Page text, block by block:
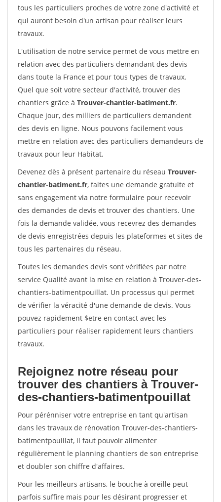
tous les particuliers proches de votre zone d'activité et
qui auront besoin d'un artisan pour réaliser leurs
travaux.
L'utilisation de notre service permet de vous mettre en
relation avec des particuliers demandant des devis
dans toute la France et pour tous types de travaux.
Quel que soit votre secteur d'activité, trouver des
chantiers grâce à Trouver-chantier-batiment.fr.
Chaque jour, des milliers de particuliers demandent
des devis en ligne. Nous pouvons facilement vous
mettre en relation avec des particuliers demandeurs de
travaux pour leur Habitat.
Devenez dès à présent partenaire du réseau Trouver-
chantier-batiment.fr, faites une demande gratuite et
sans engagement via notre formulaire pour recevoir
des demandes de devis et trouver des chantiers. Une
fois la demande validée, vous recevrez des demandes
de devis enregistrées depuis les plateformes et sites de
tous les partenaires du réseau.
Toutes les demandes devis sont vérifiées par notre
service Qualité avant la mise en relation à Trouver-des-
chantiers-batimentpouillat. Un processus qui permet
de vérifier la véracité d'une demande de devis. Vous
pouvez rapidement $etre en contact avec les
particuliers pour réaliser rapidement leurs chantiers
travaux.
Rejoignez notre réseau pour
trouver des chantiers à Trouver-
des-chantiers-batimentpouillat
Pour pérénniser votre entreprise en tant qu'artisan
dans les travaux de rénovation Trouver-des-chantiers-
batimentpouillat, il faut pouvoir alimenter
régulièrement le planning chantiers de son entreprise
et doubler son chiffre d'affaires.
Pour les meilleurs artisans, le bouche à oreille peut
parfois suffire mais pour les désirant progresser et